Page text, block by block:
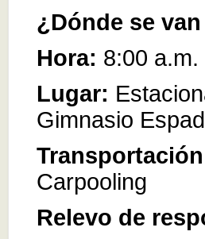
¿Dónde se
Hora: 8:00 a.m.
Lugar:
Gimnasio
Carpooling
Relevo de